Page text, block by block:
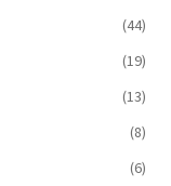
(44)
(19)
(13)
(8)
(6)